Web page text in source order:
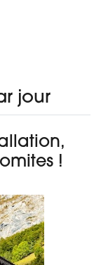
jour
!